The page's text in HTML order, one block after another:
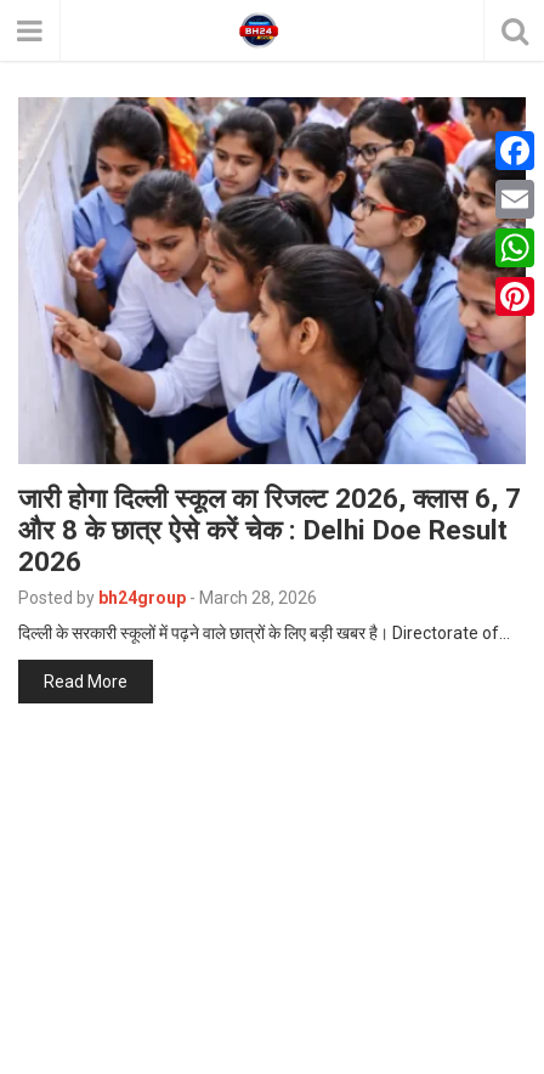
जारी होगा दिल्ली स्कूल का रिजल्ट 2026, क्लास 6, 7
और 8 के छात्र ऐसे करें चेक : Delhi Doe Result
2026
Posted by bh24group - March 28, 2026
दिल्ली के सरकारी स्कूलों में पढ़ने वाले छात्रों के लिए बड़ी खबर है। Directorate of…
Read More
F
a
c
e
b
o
o
k
E
m
a
i
W
a
p
P
i
r